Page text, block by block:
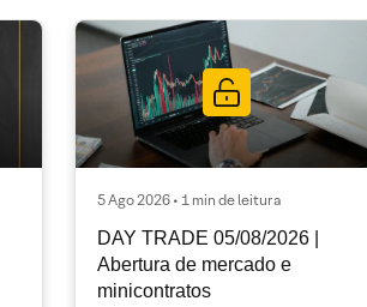
5 Ago 2026 • 1 min de leitura
DAY TRADE 05/08/2026 |
Abertura de mercado e
minicontratos